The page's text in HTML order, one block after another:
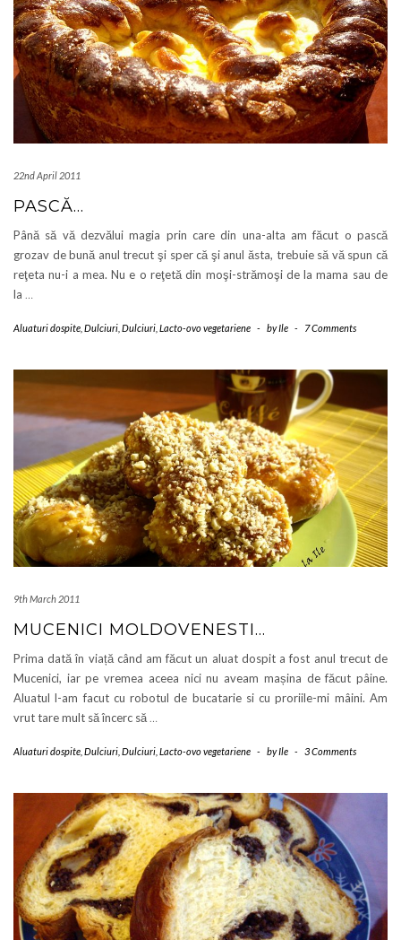
22nd April 2011
PASCĂ…
Până să vă dezvălui magia prin care din una-alta am făcut o pască
grozav de bună anul trecut şi sper că şi anul ăsta, trebuie să vă spun că
reţeta nu-i a mea. Nu e o reţetă din moşi-strămoşi de la mama sau de
la …
Aluaturi dospite Dulciuri Dulciuri Lacto-ovo vegetariene - byIle - 7 Comments
9th March 2011
MUCENICI MOLDOVENESTI…
Prima dată în viață când am făcut un aluat dospit a fost anul trecut de
Mucenici, iar pe vremea aceea nici nu aveam mașina de făcut pâine.
Aluatul l-am facut cu robotul de bucatarie si cu proriile-mi mâini. Am
vrut tare mult să încerc să …
Aluaturi dospite Dulciuri Dulciuri Lacto-ovo vegetariene - byIle - 3 Comments